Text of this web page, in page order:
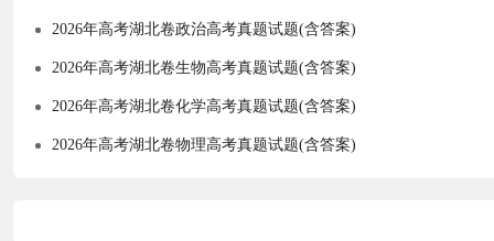
2026年高考湖北卷政治高考真题试题(含答案)
2026年高考湖北卷生物高考真题试题(含答案)
2026年高考湖北卷化学高考真题试题(含答案)
2026年高考湖北卷物理高考真题试题(含答案)